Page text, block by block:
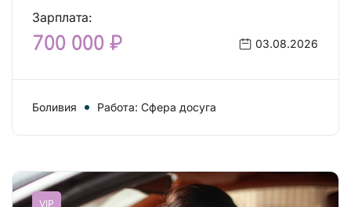
Зарплата:
700 000 ₽ 03.08.2026
Боливия Работа: Сфера досуга
VIP